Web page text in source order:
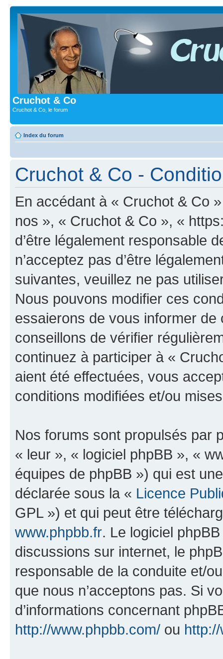
Cruchot & Co
Cruchot & Co, le forum
Index du forum
Cruchot & Co -
En accédant à « Cruchot & Co
nos », « Cruchot & Co », «
d’être légalement responsable
n’acceptez pas d’être
suivantes, veuillez ne pas
Nous pouvons modifier ces
essaierons de vous informer
conseillons de vérifier
continuez à participer à «
aient été effectuées, vous
conditions modifiées et/ou
Nos forums sont propulsés par
« leur », « logiciel phpBB », «
équipes de phpBB ») qui est
déclarée sous la « Licence
GPL ») et qui peut être
www.phpbb.fr. Le logiciel
discussions sur internet, le
responsable de la conduite et/
que nous n’acceptons pas. Si
d’informations concernant
http://www.phpbb.com/ ou